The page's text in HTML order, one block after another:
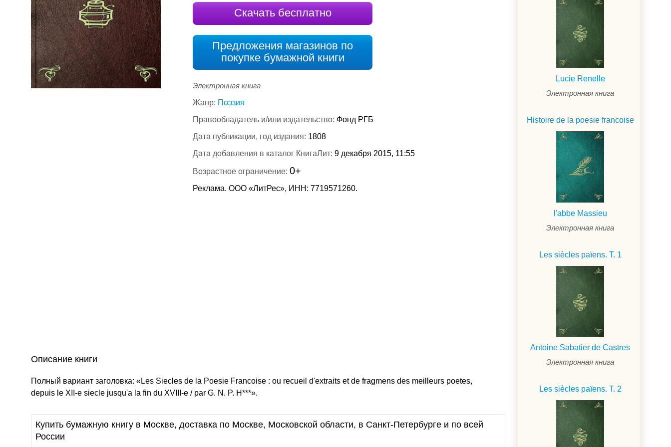
Скачать бесплатно
Предложения магазинов по
покупке бумажной книги
Электронная книга
Жанр: Поэзия
Правообладатель и/или издательство: Фонд РГБ
Дата публикации, год издания: 1808
Дата добавления в каталог КнигаЛит: 9 декабря 2015, 11:55
Возрастное ограничение: 0+
Реклама. ООО «ЛитРес», ИНН: 7719571260.
Описание книги
Полный вариант заголовка: «Les Siecles de la Poesie Francoise : ou recueil d'extraits et de fragmens des meilleurs poetes,
depuis le XII-e siecle jusqu'a la fin du XVIII-e / par G. N. P. H***».
Купить бумажную книгу в Москве, доставка по Москве, Московской области, в Санкт-Петербурге и по всей
России
Lucie Renelle
Электронная книга
Histoire de la poesie francoise
l'abbe Massieu
Электронная книга
Les siècles païens. T. 1
Antoine Sabatier de Castres
Электронная книга
Les siècles païens. T. 2